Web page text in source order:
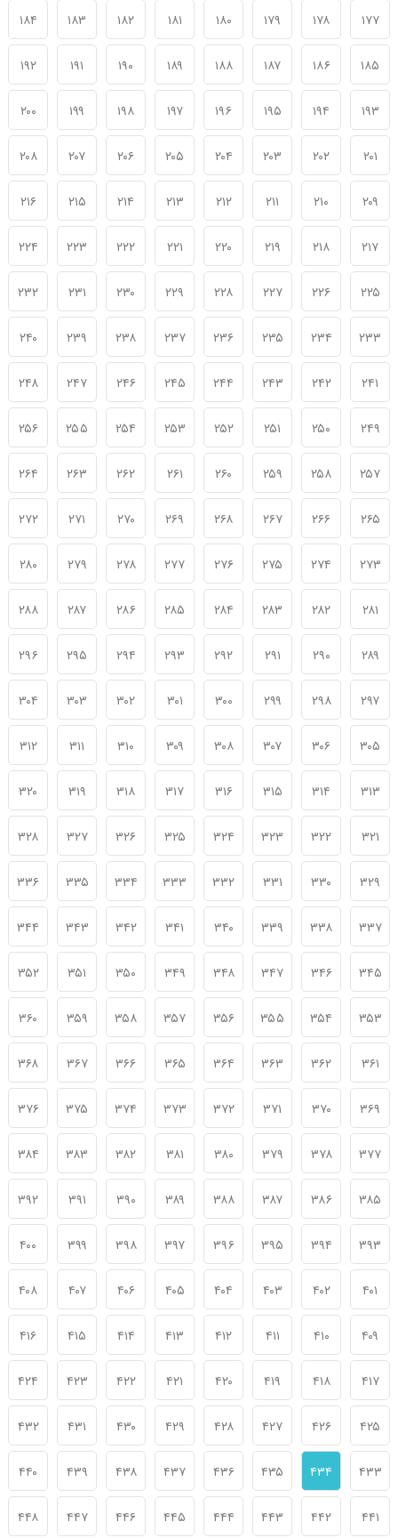
۱۷۷ ۱۷۸ ۱۷۹ ۱۸۰ ۱۸۱ ۱۸۲ ۱۸۳ ۱۸۴
۱۸۵ ۱۸۶ ۱۸۷ ۱۸۸ ۱۸۹ ۱۹۰ ۱۹۱ ۱۹۲
۱۹۳ ۱۹۴ ۱۹۵ ۱۹۶ ۱۹۷ ۱۹۸ ۱۹۹ ۲۰۰
۲۰۱ ۲۰۲ ۲۰۳ ۲۰۴ ۲۰۵ ۲۰۶ ۲۰۷ ۲۰۸
۲۰۹ ۲۱۰ ۲۱۱ ۲۱۲ ۲۱۳ ۲۱۴ ۲۱۵ ۲۱۶
۲۱۷ ۲۱۸ ۲۱۹ ۲۲۰ ۲۲۱ ۲۲۲ ۲۲۳ ۲۲۴
۲۲۵ ۲۲۶ ۲۲۷ ۲۲۸ ۲۲۹ ۲۳۰ ۲۳۱ ۲۳۲
۲۳۳ ۲۳۴ ۲۳۵ ۲۳۶ ۲۳۷ ۲۳۸ ۲۳۹ ۲۴۰
۲۴۱ ۲۴۲ ۲۴۳ ۲۴۴ ۲۴۵ ۲۴۶ ۲۴۷ ۲۴۸
۲۴۹ ۲۵۰ ۲۵۱ ۲۵۲ ۲۵۳ ۲۵۴ ۲۵۵ ۲۵۶
۲۵۷ ۲۵۸ ۲۵۹ ۲۶۰ ۲۶۱ ۲۶۲ ۲۶۳ ۲۶۴
۲۶۵ ۲۶۶ ۲۶۷ ۲۶۸ ۲۶۹ ۲۷۰ ۲۷۱ ۲۷۲
۲۷۳ ۲۷۴ ۲۷۵ ۲۷۶ ۲۷۷ ۲۷۸ ۲۷۹ ۲۸۰
۲۸۱ ۲۸۲ ۲۸۳ ۲۸۴ ۲۸۵ ۲۸۶ ۲۸۷ ۲۸۸
۲۸۹ ۲۹۰ ۲۹۱ ۲۹۲ ۲۹۳ ۲۹۴ ۲۹۵ ۲۹۶
۲۹۷ ۲۹۸ ۲۹۹ ۳۰۰ ۳۰۱ ۳۰۲ ۳۰۳ ۳۰۴
۳۰۵ ۳۰۶ ۳۰۷ ۳۰۸ ۳۰۹ ۳۱۰ ۳۱۱ ۳۱۲
۳۱۳ ۳۱۴ ۳۱۵ ۳۱۶ ۳۱۷ ۳۱۸ ۳۱۹ ۳۲۰
۳۲۱ ۳۲۲ ۳۲۳ ۳۲۴ ۳۲۵ ۳۲۶ ۳۲۷ ۳۲۸
۳۲۹ ۳۳۰ ۳۳۱ ۳۳۲ ۳۳۳ ۳۳۴ ۳۳۵ ۳۳۶
۳۳۷ ۳۳۸ ۳۳۹ ۳۴۰ ۳۴۱ ۳۴۲ ۳۴۳ ۳۴۴
۳۴۵ ۳۴۶ ۳۴۷ ۳۴۸ ۳۴۹ ۳۵۰ ۳۵۱ ۳۵۲
۳۵۳ ۳۵۴ ۳۵۵ ۳۵۶ ۳۵۷ ۳۵۸ ۳۵۹ ۳۶۰
۳۶۱ ۳۶۲ ۳۶۳ ۳۶۴ ۳۶۵ ۳۶۶ ۳۶۷ ۳۶۸
۳۶۹ ۳۷۰ ۳۷۱ ۳۷۲ ۳۷۳ ۳۷۴ ۳۷۵ ۳۷۶
۳۷۷ ۳۷۸ ۳۷۹ ۳۸۰ ۳۸۱ ۳۸۲ ۳۸۳ ۳۸۴
۳۸۵ ۳۸۶ ۳۸۷ ۳۸۸ ۳۸۹ ۳۹۰ ۳۹۱ ۳۹۲
۳۹۳ ۳۹۴ ۳۹۵ ۳۹۶ ۳۹۷ ۳۹۸ ۳۹۹ ۴۰۰
۴۰۱ ۴۰۲ ۴۰۳ ۴۰۴ ۴۰۵ ۴۰۶ ۴۰۷ ۴۰۸
۴۰۹ ۴۱۰ ۴۱۱ ۴۱۲ ۴۱۳ ۴۱۴ ۴۱۵ ۴۱۶
۴۱۷ ۴۱۸ ۴۱۹ ۴۲۰ ۴۲۱ ۴۲۲ ۴۲۳ ۴۲۴
۴۲۵ ۴۲۶ ۴۲۷ ۴۲۸ ۴۲۹ ۴۳۰ ۴۳۱ ۴۳۲
۴۳۳ ۴۳۴ ۴۳۵ ۴۳۶ ۴۳۷ ۴۳۸ ۴۳۹ ۴۴۰
۴۴۱ ۴۴۲ ۴۴۳ ۴۴۴ ۴۴۵ ۴۴۶ ۴۴۷ ۴۴۸